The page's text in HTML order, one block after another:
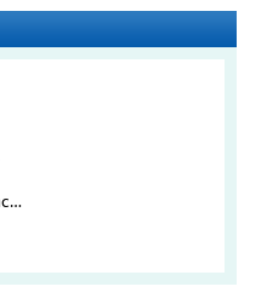
Deutsches Herzzentrum München TUM Universitätsklinikum